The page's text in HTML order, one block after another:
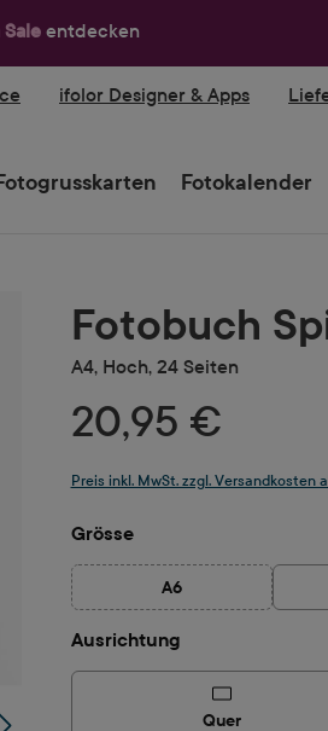
entdecken
ifolor Designer & Apps
Fotokalender
Fotobuch
A4, Hoch, 24 Seiten
20,95 €
Preis inkl. MwSt. zzgl. Versandkosten
Grösseauswählen
A6
(Diese Option ist
Ausrichtungauswählen
Quer